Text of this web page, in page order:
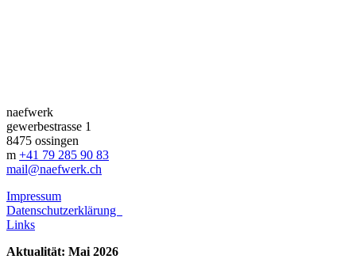
naefwerk
gewerbestrasse 1
8475 ossingen
m +41 79 285 90 83
mail@naefwerk.ch
Impressum
Datenschutzerklärung
Links
Aktualität: Mai 2026